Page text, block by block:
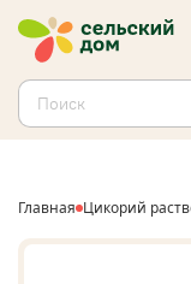
Главная Цикорий